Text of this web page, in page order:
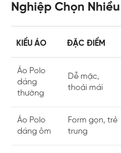
Nghiệp Chọn Nhiều
KIỂU ÁO ĐẶC ĐIỂM
Áo Polo
dáng
thường
Dễ mặc,
thoải mái
Áo Polo
dáng ôm
Form gọn, trẻ
trung